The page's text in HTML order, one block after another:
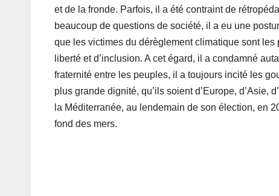
et de la fronde. Parfois, il a été contraint de
beaucoup de questions de société, il a eu une
que les victimes du dérèglement climatique sont
liberté et d’inclusion. A cet égard, il a condamné
fraternité entre les peuples, il a toujours incité les
plus grande dignité, qu’ils soient d’Europe, d’Asie,
la Méditerranée, au lendemain de son élection, en
fond des mers.